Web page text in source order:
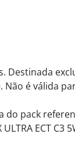
Destinada
é válida
pack
ULTRA ECT